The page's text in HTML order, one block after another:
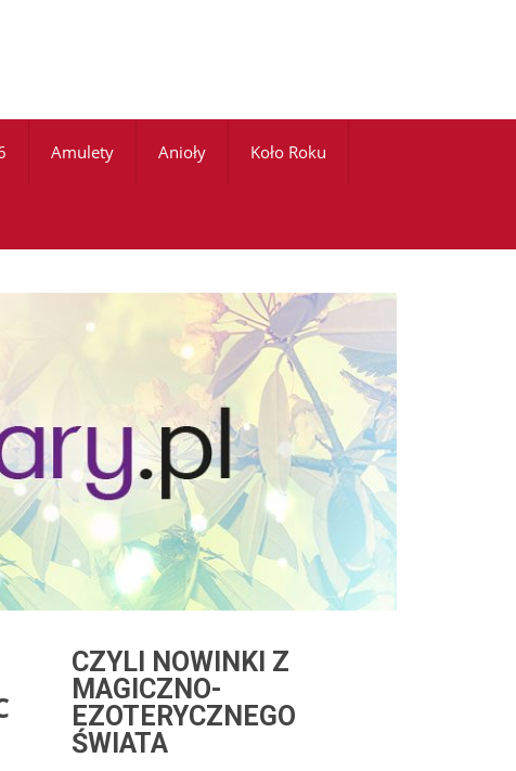
Amulety Anioły Koło Roku
CZYLI NOWINKI Z
MAGICZNO-
EZOTERYCZNEGO
ŚWIATA